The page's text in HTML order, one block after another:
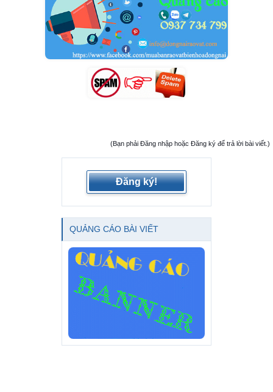
(Bạn phải Đăng nhập hoặc Đăng ký để trả lời bài viết.)
Đăng ký!
QUẢNG CÁO BÀI VIẾT